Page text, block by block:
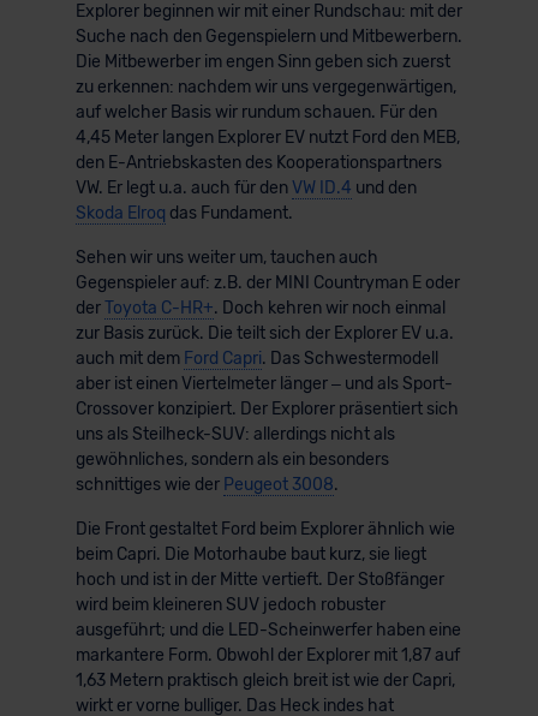
Explorer beginnen wir mit einer Rundschau: mit der
Suche nach den Gegenspielern und Mitbewerbern.
Die Mitbewerber im engen Sinn geben sich zuerst
zu erkennen: nachdem wir uns vergegenwärtigen,
auf welcher Basis wir rundum schauen. Für den
4,45 Meter langen Explorer EV nutzt Ford den MEB,
den E-Antriebskasten des Kooperationspartners
VW. Er legt u.a. auch für denVW ID.4 und den
Skoda Elroq das Fundament.
Sehen wir uns weiter um, tauchen auch
Gegenspieler auf: z.B. der MINI Countryman E oder
derToyota C-HR+. Doch kehren wir noch einmal
zur Basis zurück. Die teilt sich der Explorer EV u.a.
auch mit dem Ford Capri. Das Schwestermodell
aber ist einen Viertelmeter länger – und als Sport-
Crossover konzipiert. Der Explorer präsentiert sich
uns als Steilheck-SUV: allerdings nicht als
gewöhnliches, sondern als ein besonders
schnittiges wie der Peugeot 3008.
Die Front gestaltet Ford beim Explorer ähnlich wie
beim Capri. Die Motorhaube baut kurz, sie liegt
hoch und ist in der Mitte vertieft. Der Stoßfänger
wird beim kleineren SUV jedoch robuster
ausgeführt; und die LED-Scheinwerfer haben eine
markantere Form. Obwohl der Explorer mit 1,87 auf
1,63 Metern praktisch gleich breit ist wie der Capri,
wirkt er vorne bulliger. Das Heck indes hat